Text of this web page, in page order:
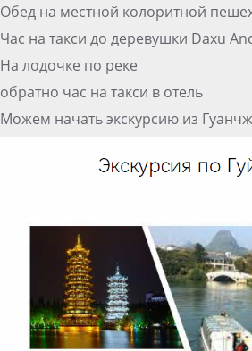
Обед на местной колоритной
Час на такси до деревушки Daxu
На лодочке по реке
обратно час на такси в отель
Можем начать экскурсию из